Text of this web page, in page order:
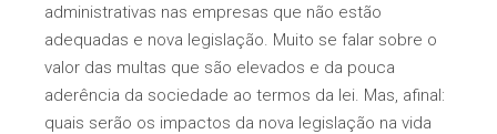
administrativas nas empresas que não estão
adequadas e nova legislação. Muito se falar sobre o
valor das multas que são elevados e da pouca
aderência da sociedade ao termos da lei. Mas, afinal:
quais serão os impactos da nova legislação na vida